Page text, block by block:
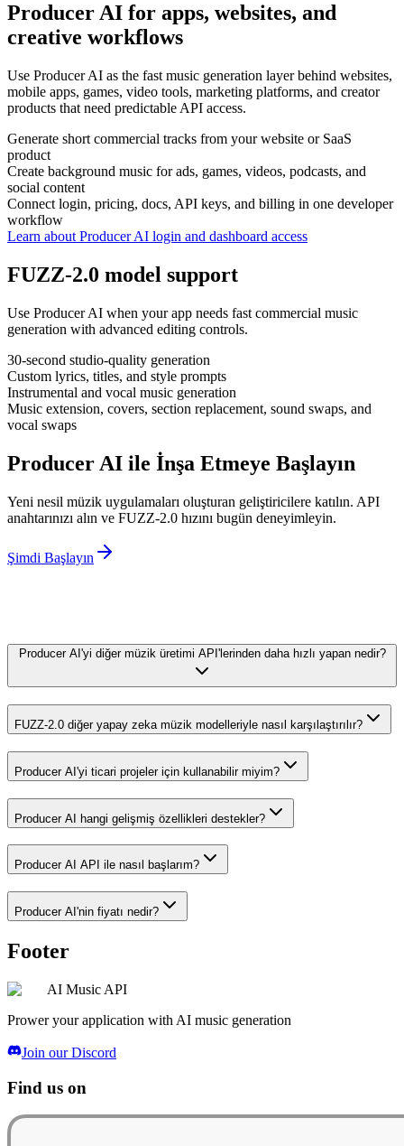
Producer AI for apps, websites, and
creative workflows
Use Producer AI as the fast music generation layer behind websites,
mobile apps, games, video tools, marketing platforms, and creator
products that need predictable API access.
Generate short commercial tracks from your website or SaaS
product
Create background music for ads, games, videos, podcasts, and
social content
Connect login, pricing, docs, API keys, and billing in one developer
workflow
Learn about Producer AI login and dashboard access
FUZZ-2.0 model support
Use Producer AI when your app needs fast commercial music
generation with advanced editing controls.
30-second studio-quality generation
Custom lyrics, titles, and style prompts
Instrumental and vocal music generation
Music extension, covers, section replacement, sound swaps, and
vocal swaps
Producer AI ile İnşa Etmeye Başlayın
Yeni nesil müzik uygulamaları oluşturan geliştiricilere katılın. API
anahtarınızı alın ve FUZZ-2.0 hızını bugün deneyimleyin.
Şimdi Başlayın
Producer AI'yi diğer müzik üretimi API'lerinden daha hızlı yapan nedir?
FUZZ-2.0 diğer yapay zeka müzik modelleriyle nasıl karşılaştırılır?
Producer AI'yi ticari projeler için kullanabilir miyim?
Producer AI hangi gelişmiş özellikleri destekler?
Producer AI API ile nasıl başlarım?
Producer AI'nin fiyatı nedir?
Footer
AI Music API
Prower your application with AI music generation
Join our Discord
Find us on